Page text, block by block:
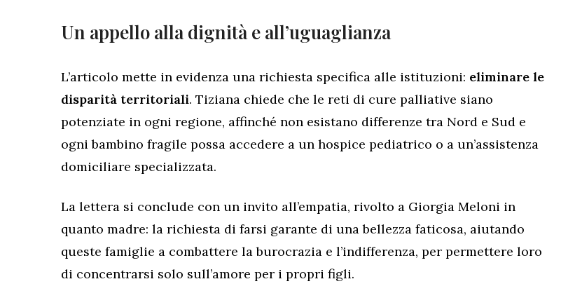
Un appello alla dignità e all’uguaglianza
L’articolo mette in evidenza una richiesta specifica alle istituzioni: eliminare le
disparità territoriali. Tiziana chiede che le reti di cure palliative siano
potenziate in ogni regione, affinché non esistano differenze tra Nord e Sud e
ogni bambino fragile possa accedere a un hospice pediatrico o a un’assistenza
domiciliare specializzata.
La lettera si conclude con un invito all’empatia, rivolto a Giorgia Meloni in
quanto madre: la richiesta di farsi garante di una bellezza faticosa, aiutando
queste famiglie a combattere la burocrazia e l’indifferenza, per permettere loro
di concentrarsi solo sull’amore per i propri figli.